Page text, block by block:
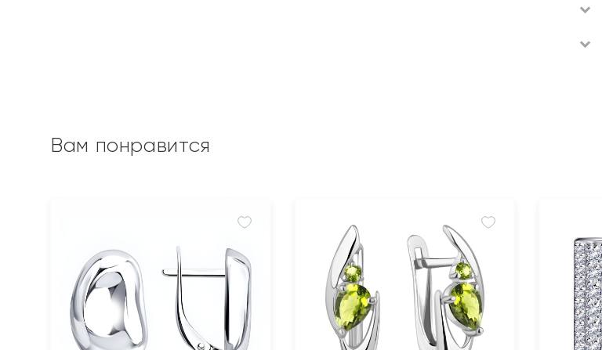
Вам понравится